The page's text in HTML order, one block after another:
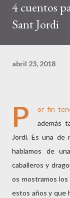
4 cuentos
Sant Jordi
abril 23, 2018
P
or fin
además
Jordi. Es una de
hablamos de
caballeros y
os mostramos
estos años y que